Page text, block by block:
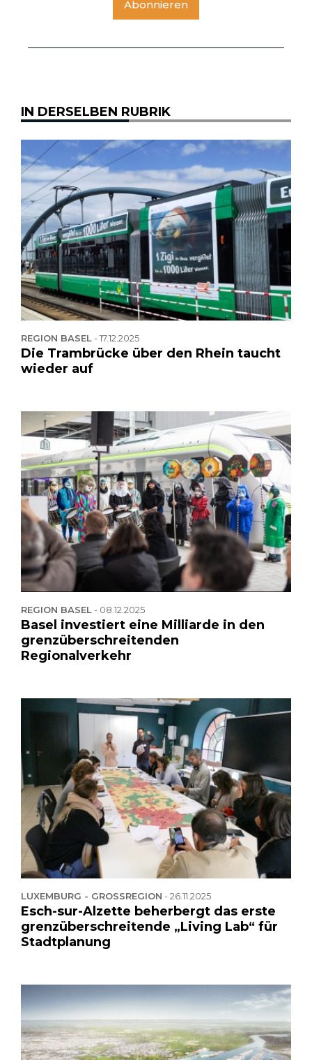
Abonnieren
IN DERSELBEN RUBRIK
REGION BASEL-17.12.2025
Die Trambrücke über den Rhein taucht
wieder auf
REGION BASEL- 08.12.2025
Basel investiert eine Milliarde in den
grenzüberschreitenden
Regionalverkehr
LUXEMBURG - GROSSREGION -26.11.2025
Esch-sur-Alzette beherbergt das erste
grenzüberschreitende „Living Lab“ für
Stadtplanung